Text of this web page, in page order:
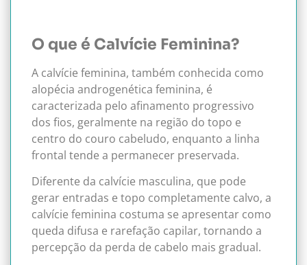
O que é Calvície Feminina?
A calvície feminina, também conhecida como
alopécia androgenética feminina, é
caracterizada pelo afinamento progressivo
dos fios, geralmente na região do topo e
centro do couro cabeludo, enquanto a linha
frontal tende a permanecer preservada.
Diferente da calvície masculina, que pode
gerar entradas e topo completamente calvo, a
calvície feminina costuma se apresentar como
queda difusa e rarefação capilar, tornando a
percepção da perda de cabelo mais gradual.